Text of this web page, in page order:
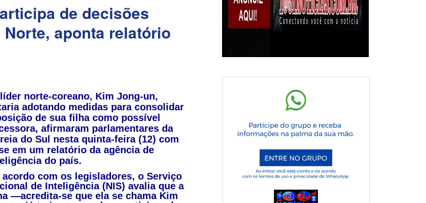
de decisões
aponta relatório
norte-coreano, Kim Jong-un,
adotando medidas para consolidar
de sua filha como possível
afirmaram parlamentares da
do Sul nesta quinta-feira (12) com
em um relatório da agência de
do país.
acordo com os legisladores, o Serviço
de Inteligência (NIS) avalia que a
—acredita-se que ela se chama Kim